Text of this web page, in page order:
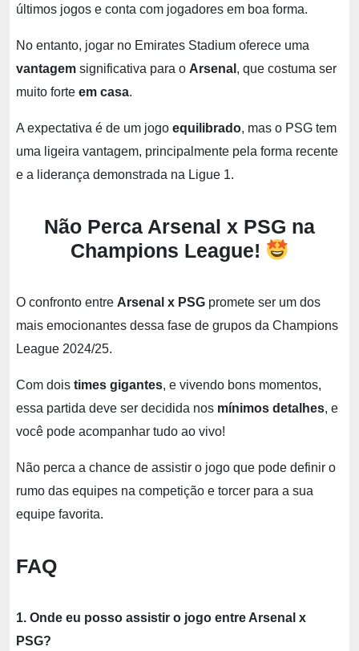
últimos jogos e conta com jogadores em boa forma.
No entanto, jogar no Emirates Stadium oferece uma
vantagem significativa para o Arsenal , que costuma ser
muito forte em casa.
A expectativa é de um jogo equilibrado, mas o PSG tem
uma ligeira vantagem, principalmente pela forma recente
e a liderança demonstrada na Ligue 1.
Não Perca Arsenal x PSG na
Champions League!
O confronto entre Arsenal x PSG promete ser um dos
mais emocionantes dessa fase de grupos da Champions
League 2024/25.
Com dois times gigantes, e vivendo bons momentos,
essa partida deve ser decidida nos mínimos detalhes, e
você pode acompanhar tudo ao vivo!
Não perca a chance de assistir o jogo que pode definir o
rumo das equipes na competição e torcer para a sua
equipe favorita.
FAQ
1. Onde eu posso assistir o jogo entre Arsenal x
PSG?